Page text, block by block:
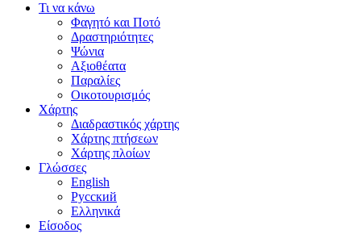
Τι να κάνω
Φαγητό και Ποτό
Δραστηριότητες
Ψώνια
Αξιοθέατα
Παραλίες
Οικοτουρισμός
Χάρτης
Διαδραστικός χάρτης
Χάρτης πτήσεων
Χάρτης πλοίων
Γλώσσες
English
Русский
Ελληνικά
Είσοδος